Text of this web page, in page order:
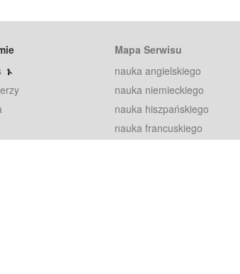
Mapa Serwisu
nauka angielskiego
nauka niemieckiego
nauka hiszpańskiego
nauka francuskiego